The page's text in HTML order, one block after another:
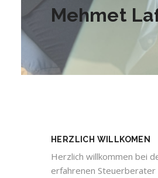
Mehmet
HERZLICH WILLKOMEN
Herzlich willkommen bei
erfahrenen Steuerberater